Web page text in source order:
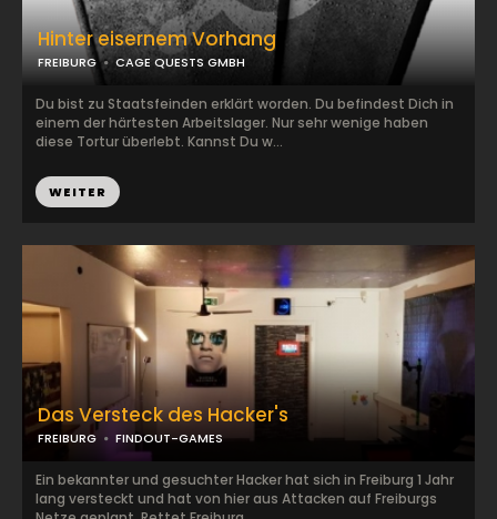
Das Versteck des Hacker's
FREIBURG FINDOUT-GAMES
Ein bekannter und gesuchter Hacker hat sich in Freiburg 1 Jahr
lang versteckt und hat von hier aus Attacken auf Freiburgs
Hinter eisernem Vorhang
FREIBURG CAGE QUESTS GMBH
Du bist zu Staatsfeinden erklärt worden. Du befindest Dich in
einem der härtesten Arbeitslager. Nur sehr wenige haben
diese Tortur überlebt. Kannst Du w...
WEITER